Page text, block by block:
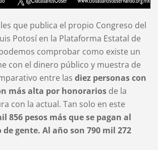
que publica el propio Congreso del
Potosí en la Plataforma Estatal de
comprobar como existe un
con el dinero público y muestra de
entre las diez personas con
más alta por honorariosde la
con la actual. Tan solo en este
856 pesos más que se pagan al
gente. Al año son 790 mil 272